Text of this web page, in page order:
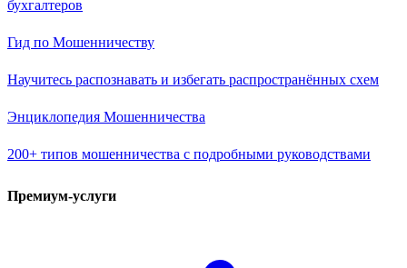
бухгалтеров
Гид по Мошенничеству
Научитесь распознавать и избегать распространённых схем
Энциклопедия Мошенничества
200+ типов мошенничества с подробными руководствами
Премиум-услуги